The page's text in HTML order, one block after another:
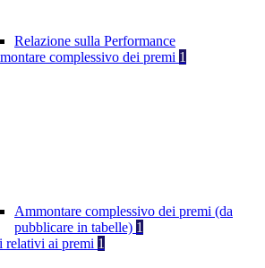
Relazione sulla Performance
complessivo dei premi 1
Ammontare complessivo dei premi (da
pubblicare in tabelle) 1
relativi ai premi 1